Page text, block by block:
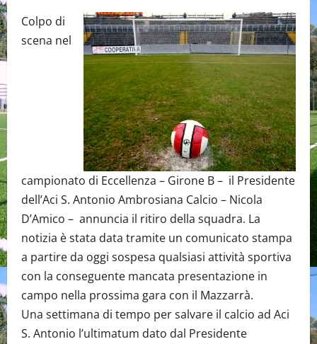
Colpo di
scena nel
campionato di Eccellenza – Girone B – il Presidente
dell’Aci S. Antonio Ambrosiana Calcio – Nicola
D’Amico – annuncia il ritiro della squadra. La
notizia è stata data tramite un comunicato stampa
a partire da oggi sospesa qualsiasi attività sportiva
con la conseguente mancata presentazione in
campo nella prossima gara con il Mazzarrà.
Una settimana di tempo per salvare il calcio ad Aci
S. Antonio l’ultimatum dato dal Presidente